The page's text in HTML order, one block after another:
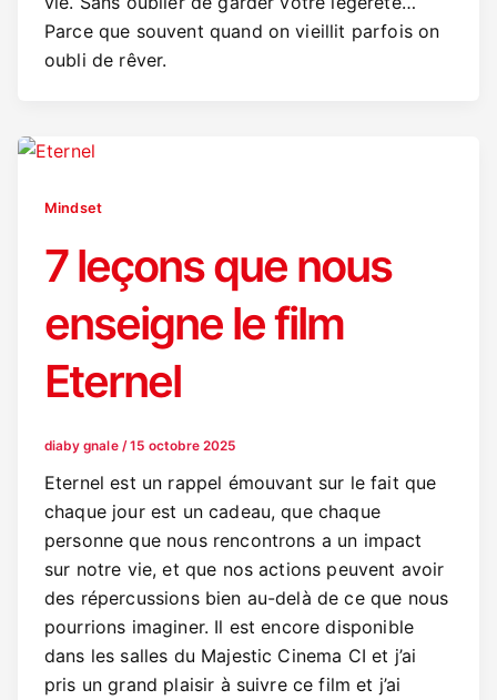
Parce que souvent quand on vieillit parfois on
oubli de rêver.
Mindset
7 leçons que nous
enseigne le film
Eternel
diaby gnale /15 octobre 2025
Eternel est un rappel émouvant sur le fait que
chaque jour est un cadeau, que chaque
personne que nous rencontrons a un impact
sur notre vie, et que nos actions peuvent avoir
des répercussions bien au-delà de ce que nous
pourrions imaginer. Il est encore disponible
dans les salles du Majestic Cinema CI et j’ai
pris un grand plaisir à suivre ce film et j’ai